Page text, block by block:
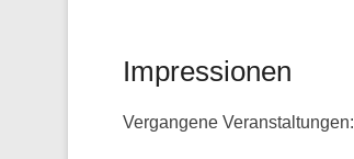
Impressionen
Vergangene Veranstaltungen: